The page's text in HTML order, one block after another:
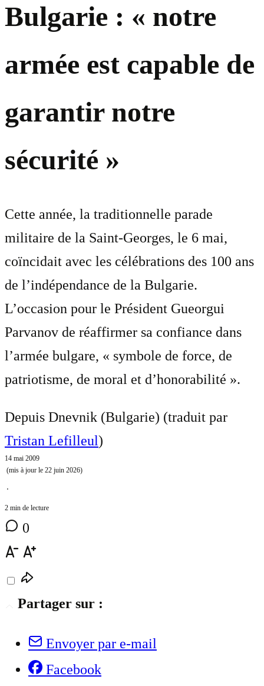
Bulgarie : « notre
armée est capable de
garantir notre
sécurité »
Cette année, la traditionnelle parade
militaire de la Saint-Georges, le 6 mai,
coïncidait avec les célébrations des 100 ans
de l’indépendance de la Bulgarie.
L’occasion pour le Président Gueorgui
Parvanov de réaffirmer sa confiance dans
l’armée bulgare, « symbole de force, de
patriotisme, de moral et d’honorabilité ».
Depuis Dnevnik (Bulgarie) (traduit par
Tristan Lefilleul)
14 mai 2009
(mis à jour le 22 juin 2026)
⋅
2 min de lecture
0
Partager sur :
Envoyer par e-mail
Facebook